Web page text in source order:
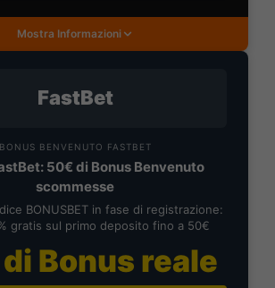
Mostra Informazioni
FastBet
BONUS BENVENUTO FASTBET
50€ di Bonus Benvenuto
scommesse
BONUSBET in fase di registrazione:
gratis sul primo deposito fino a 50€
Bonus reale